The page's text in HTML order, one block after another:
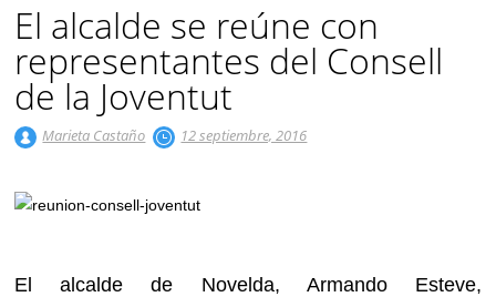
El alcalde se reúne con
representantes del Consell
de la Joventut
Marieta Castaño 12 septiembre, 2016
El alcalde de Novelda, Armando Esteve,